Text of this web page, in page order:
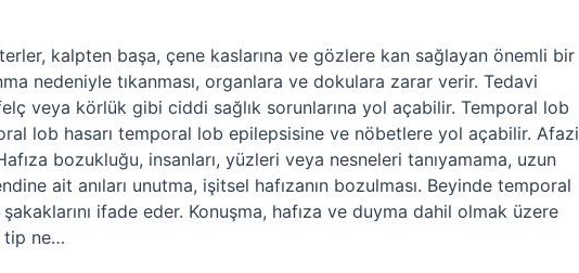
kalpten başa, çene kaslarına ve gözlere kan sağlayan önemli bir
nedeniyle tıkanması, organlara ve dokulara zarar verir. Tedavi
veya körlük gibi ciddi sağlık sorunlarına yol açabilir. Temporal lob
lob hasarı temporal lob epilepsisine ve nöbetlere yol açabilir. Afazi
bozukluğu, insanları, yüzleri veya nesneleri tanıyamama, uzun
ait anıları unutma, işitsel hafızanın bozulması. Beyinde temporal
ifade eder. Konuşma, hafıza ve duyma dahil olmak üzere
tip ne…